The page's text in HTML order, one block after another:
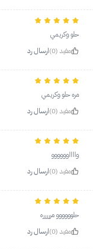
حلو وكريمي
مفيد (0)
ارسال رد
مره حلو وكريمي
مفيد (0)
ارسال رد
وااااوووووو
مفيد (0)
ارسال رد
حلوووووو مررررره
مفيد (0)
ارسال رد